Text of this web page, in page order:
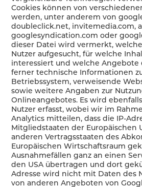
Cookies können von
werden, unter anderem von
doubleclick.net, invitemedia.com,
googlesyndication.com oder
dieser Datei wird vermerkt,
Nutzer aufgesucht, für welche
interessiert und welche Angebote
ferner technische Informationen
Betriebssystem, verweisende
sowie weitere Angaben zur
Onlineangebotes. Es wird
Nutzer erfasst, wobei wir im
Analytics mitteilen, dass die IP-
Mitgliedstaaten der Europäischen
anderen Vertragsstaaten des
Europäischen Wirtschaftsraum
Ausnahmefällen ganz an einen
den USA übertragen und dort
Adresse wird nicht mit Daten des
von anderen Angeboten von